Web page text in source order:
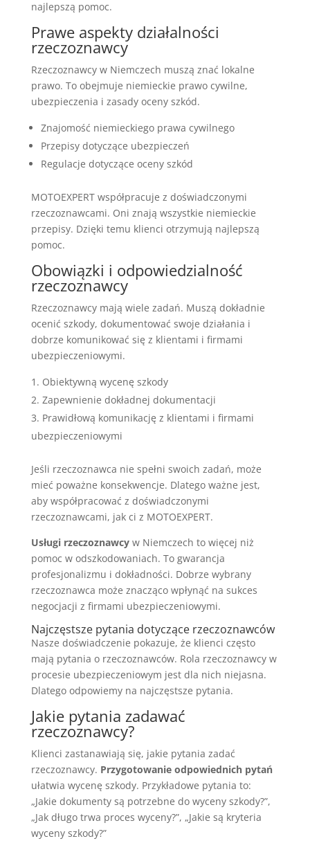
najlepszą pomoc.
Prawe aspekty działalności
rzeczoznawcy
Rzeczoznawcy w Niemczech muszą znać lokalne
prawo. To obejmuje niemieckie prawo cywilne,
ubezpieczenia i zasady oceny szkód.
Znajomość niemieckiego prawa cywilnego
Przepisy dotyczące ubezpieczeń
Regulacje dotyczące oceny szkód
MOTOEXPERT współpracuje z doświadczonymi
rzeczoznawcami. Oni znają wszystkie niemieckie
przepisy. Dzięki temu klienci otrzymują najlepszą
pomoc.
Obowiązki i odpowiedzialność
rzeczoznawcy
Rzeczoznawcy mają wiele zadań. Muszą dokładnie
ocenić szkody, dokumentować swoje działania i
dobrze komunikować się z klientami i firmami
ubezpieczeniowymi.
Obiektywną wycenę szkody
Zapewnienie dokładnej dokumentacji
Prawidłową komunikację z klientami i firmami
ubezpieczeniowymi
Jeśli rzeczoznawca nie spełni swoich zadań, może
mieć poważne konsekwencje. Dlatego ważne jest,
aby współpracować z doświadczonymi
rzeczoznawcami, jak ci z MOTOEXPERT.
Usługi rzeczoznawcyw Niemczech to więcej niż
pomoc w odszkodowaniach. To gwarancja
profesjonalizmu i dokładności. Dobrze wybrany
rzeczoznawca może znacząco wpłynąć na sukces
negocjacji z firmami ubezpieczeniowymi.
Najczęstsze pytania dotyczące rzeczoznawców
Nasze doświadczenie pokazuje, że klienci często
mają pytania o rzeczoznawców. Rola rzeczoznawcy w
procesie ubezpieczeniowym jest dla nich niejasna.
Dlatego odpowiemy na najczęstsze pytania.
Jakie pytania zadawać
rzeczoznawcy?
Klienci zastanawiają się, jakie pytania zadać
rzeczoznawcy. Przygotowanie odpowiednich pytań
ułatwia wycenę szkody. Przykładowe pytania to:
„Jakie dokumenty są potrzebne do wyceny szkody?”,
„Jak długo trwa proces wyceny?”, „Jakie są kryteria
wyceny szkody?”